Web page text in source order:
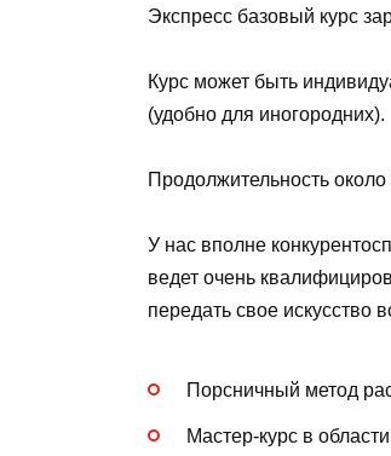
Экспресс базовый курс
Курс может быть
(удобно для иногородних).
Продолжительность
У нас вполне
ведет очень
передать свое искусство
Порсничный метод
Мастер-курс в